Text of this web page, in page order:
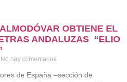
OBTIENE EL
ANDALUZAS “ELIO
No hay comentarios
de España –sección de